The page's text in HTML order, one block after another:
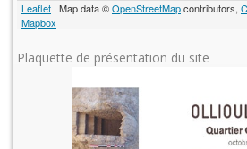
Leaflet | Map data ©OpenStreetMapcontributors,
Mapbox
Plaquette de présentation du site